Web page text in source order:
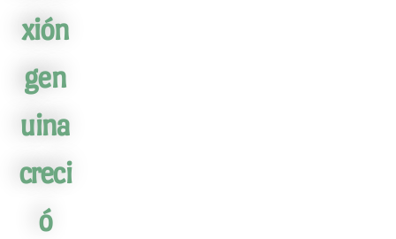
xión
gen
uina
creci
ó